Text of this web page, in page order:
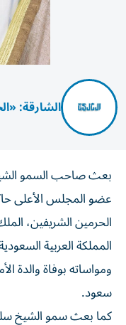
الشارقة:
بعث صاحب السمو
عضو المجلس الأعلى
الحرمين الشريفين،
المملكة العربية
ومواساته بوفاة والدة
سعود.
كما بعث سمو الشيخ